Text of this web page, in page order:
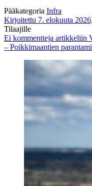
Pääkategoria Infra
Kirjoitettu 7. elokuuta
Tilaajille
Ei kommentteja artikkeliin
– Poikkimaantien